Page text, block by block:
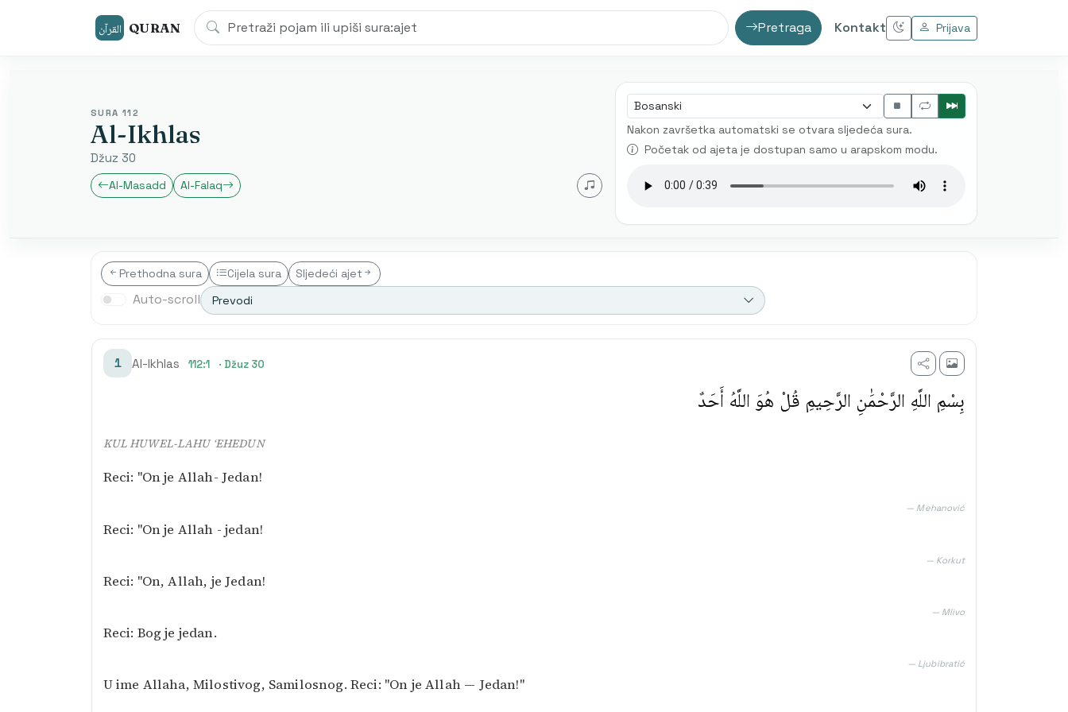
القرآن QURAN Pretraga Kontakt Prijava
SURA 112
Al-Ikhlas
Džuz 30
Al-Masadd
Al-Falaq
Jezik audia
Nakon završetka automatski se otvara sljedeća sura.
Početak od ajeta je dostupan samo u arapskom modu.
Prethodna sura Cijela sura Sljedeći ajet
Auto-scroll Prevodi
1 Al-Ikhlas 112:1 · Džuz 30
بِسْمِ اللَّهِ الرَّحْمَٰنِ الرَّحِيمِ قُلْ هُوَ اللَّهُ أَحَدٌ
KUL HUWEL-LAHU ‘EHEDUN
Reci: "On je Allah- Jedan!
— Mehanović
Reci: "On je Allah - jedan!
— Korkut
Reci: "On, Allah, je Jedan!
— Mlivo
Reci: Bog je jedan.
— Ljubibratić
U ime Allaha, Milostivog, Samilosnog. Reci: "On je Allah — Jedan!"